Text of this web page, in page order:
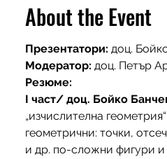
About the Event
Презентатори: доц.
Модератор: доц. Петър
Резюме:
I част/ доц. Бойко
„изчислителна
геометрични: точки,
и др. по-сложни фигури и